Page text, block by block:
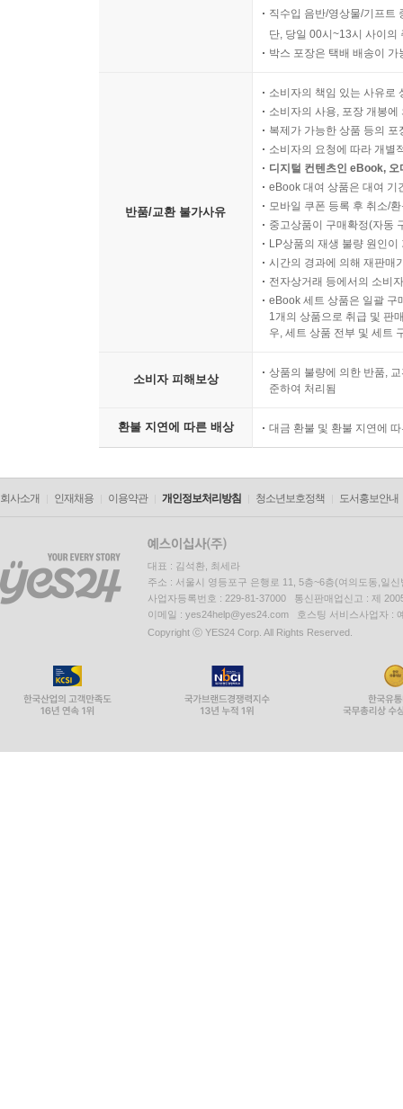
직수입 음반/영상물/기프트
단, 당일 00시~13시 사이의
박스 포장은 택배 배송이
반품/교환 불가사유
소비자의 책임 있는 사유로
소비자의 사용, 포장 개봉
복제가 가능한 상품 등의
소비자의 요청에 따라 개별
디지털 컨텐츠인 eBook,
eBook 대여 상품은 대여 기
모바일 쿠폰 등록 후 취소/
중고상품이 구매확정(자동
LP상품의 재생 불량 원인
시간의 경과에 의해 재판매
전자상거래 등에서의 소비
eBook 세트 상품은 일괄 구
1개의 상품으로 취급 및 판
우, 세트 상품 전부 및 세트
소비자 피해보상
상품의 불량에 의한 반품,
준하여 처리됨
환불 지연에 따른 배상 대금 환불 및 환불 지연에
회사소개 인재채용 이용약관 개인정보처리방침 청소년보호정책 도서홍보안내
대표 : 김석환, 최세라
주소 : 서울시 영등포구 은행로 11, 5층~6층(여의도동,일신
사업자등록번호 : 229-81-37000 통신판매업신고 : 제
이메일 : yes24help@yes24.com 호스팅 서비스사업자 :
Copyright ⓒ YES24 Corp. All Rights Reserved.